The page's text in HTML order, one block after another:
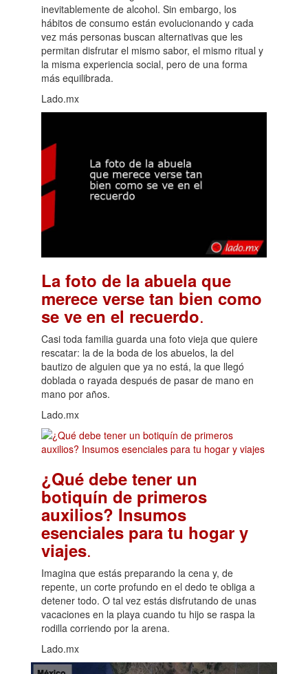
inevitablemente de alcohol. Sin embargo, los
hábitos de consumo están evolucionando y cada
vez más personas buscan alternativas que les
permitan disfrutar el mismo sabor, el mismo ritual y
la misma experiencia social, pero de una forma
más equilibrada.
Lado.mx
La foto de la abuela que
merece verse tan bien como
se ve en el recuerdo.
Casi toda familia guarda una foto vieja que quiere
rescatar: la de la boda de los abuelos, la del
bautizo de alguien que ya no está, la que llegó
doblada o rayada después de pasar de mano en
mano por años.
Lado.mx
¿Qué debe tener un
botiquín de primeros
auxilios? Insumos
esenciales para tu hogar y
viajes.
Imagina que estás preparando la cena y, de
repente, un corte profundo en el dedo te obliga a
detener todo. O tal vez estás disfrutando de unas
vacaciones en la playa cuando tu hijo se raspa la
rodilla corriendo por la arena.
Lado.mx